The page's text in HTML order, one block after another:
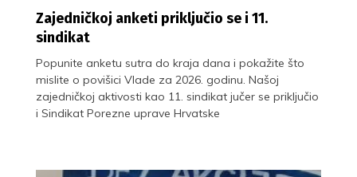
Zajedničkoj anketi priključio se i 11.
sindikat
Popunite anketu sutra do kraja dana i pokažite što
mislite o povišici Vlade za 2026. godinu. Našoj
zajedničkoj aktivosti kao 11. sindikat jučer se priključio
i Sindikat Porezne uprave Hrvatske